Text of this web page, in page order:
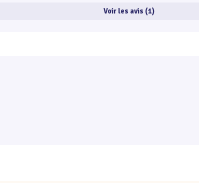
Voir les avis (1)